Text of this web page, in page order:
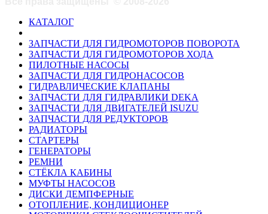
КАТАЛОГ
ЗАПЧАСТИ ДЛЯ ГИДРОМОТОРОВ ПОВОРОТА
ЗАПЧАСТИ ДЛЯ ГИДРОМОТОРОВ ХОДА
ПИЛОТНЫЕ НАСОСЫ
ЗАПЧАСТИ ДЛЯ ГИДРОНАСОСОВ
ГИДРАВЛИЧЕСКИЕ КЛАПАНЫ
ЗАПЧАСТИ ДЛЯ ГИДРАВЛИКИ DEKA
ЗАПЧАСТИ ДЛЯ ДВИГАТЕЛЕЙ ISUZU
ЗАПЧАСТИ ДЛЯ РЕДУКТОРОВ
РАДИАТОРЫ
СТАРТЕРЫ
ГЕНЕРАТОРЫ
РЕМНИ
СТЁКЛА КАБИНЫ
МУФТЫ НАСОСОВ
ДИСКИ ДЕМПФЕРНЫЕ
ОТОПЛЕНИЕ, КОНДИЦИОНЕР